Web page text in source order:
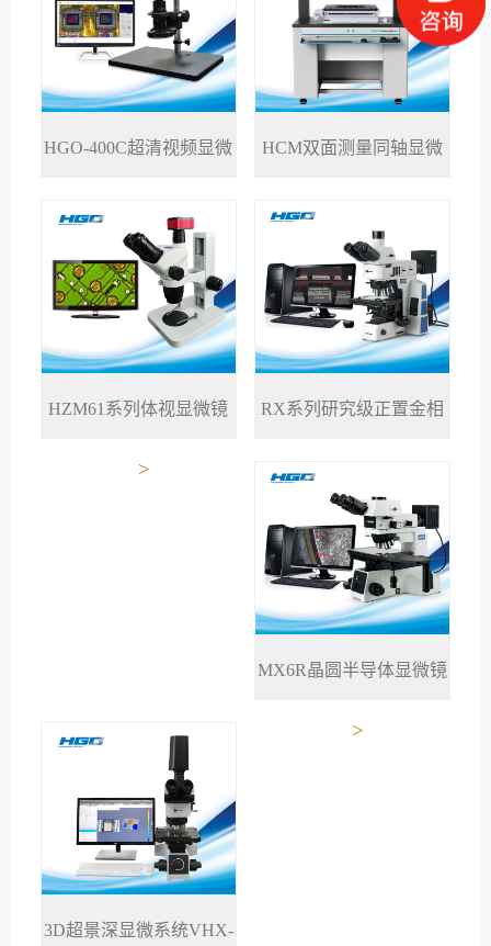
HGO-400C超清视频显微 HCM双面测量同轴显微
HZM61系列体视显微镜
>
RX系列研究级正置金相
显微镜
MX6R晶圆半导体显微镜
>
3D超景深显微系统VHX-